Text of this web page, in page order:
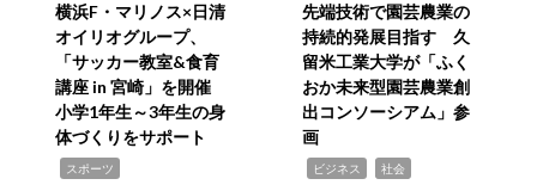
横浜F・マリノス×日清
オイリオグループ、
「サッカー教室&食育
講座 in 宮崎」を開催
小学1年生～3年生の身
体づくりをサポート
スポーツ
先端技術で園芸農業の
持続的発展目指す 久
留米工業大学が「ふく
おか未来型園芸農業創
出コンソーシアム」参
画
ビジネス 社会